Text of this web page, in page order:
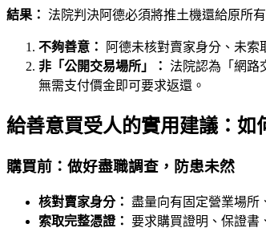
結果： 法院判決阿德必須將推土機還給原所
不夠善意：
阿德未核對賣家身分、未
非「公開交易場所」： 法院認為「網路
無需支付價金即可要求返還。
給善意買受人的實用建議：如
購買前：做好盡職調查，防患未然
核對賣家身分： 盡量向有固定營業場所
索取完整憑證： 要求購買證明、保證書